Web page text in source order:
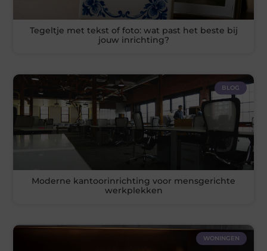
Tegeltje met tekst of foto: wat past het beste bij
jouw inrichting?
BLOG
Moderne kantoorinrichting voor mensgerichte
werkplekken
WONINGEN